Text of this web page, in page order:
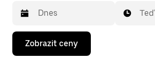
Stisknutím
klávesy
se
Teď
Zobrazit ceny